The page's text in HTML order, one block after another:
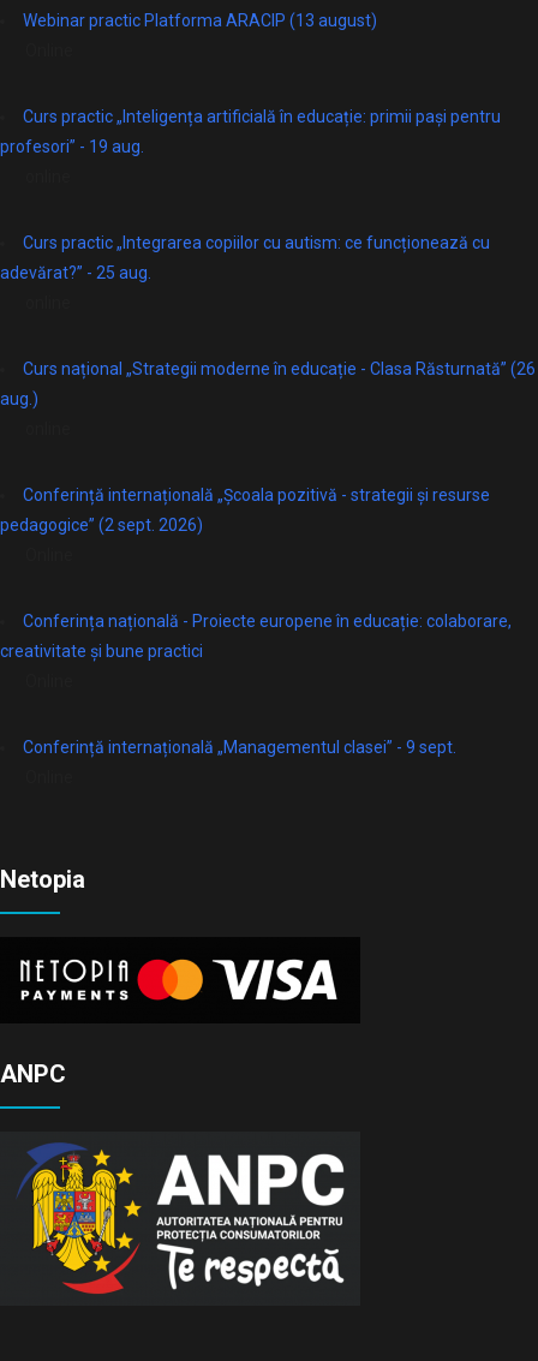
Webinar practic Platforma ARACIP (13 august)
Curs practic „Inteligența artificială în educație: primii pași pentru
profesori” - 19 aug.
Curs practic „Integrarea copiilor cu autism: ce funcționează cu
adevărat?” - 25 aug.
Curs național „Strategii moderne în educație - Clasa Răsturnată” (26
aug.)
Conferință internațională „Școala pozitivă - strategii și resurse
pedagogice” (2 sept. 2026)
Conferința națională - Proiecte europene în educație: colaborare,
creativitate și bune practici
Conferință internațională „Managementul clasei” - 9 sept.
Netopia
ANPC